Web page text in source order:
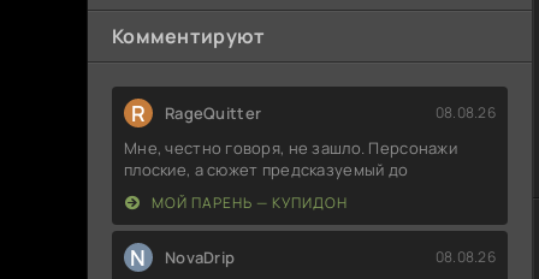
Комментируют
R RageQuitter 08.08.26
Мне, честно говоря, не зашло. Персонажи
плоские, а сюжет предсказуемый до
МОЙ ПАРЕНЬ — КУПИДОН
N NovaDrip 08.08.26